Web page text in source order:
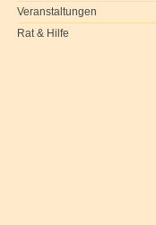
Veranstaltungen
Rat & Hilfe